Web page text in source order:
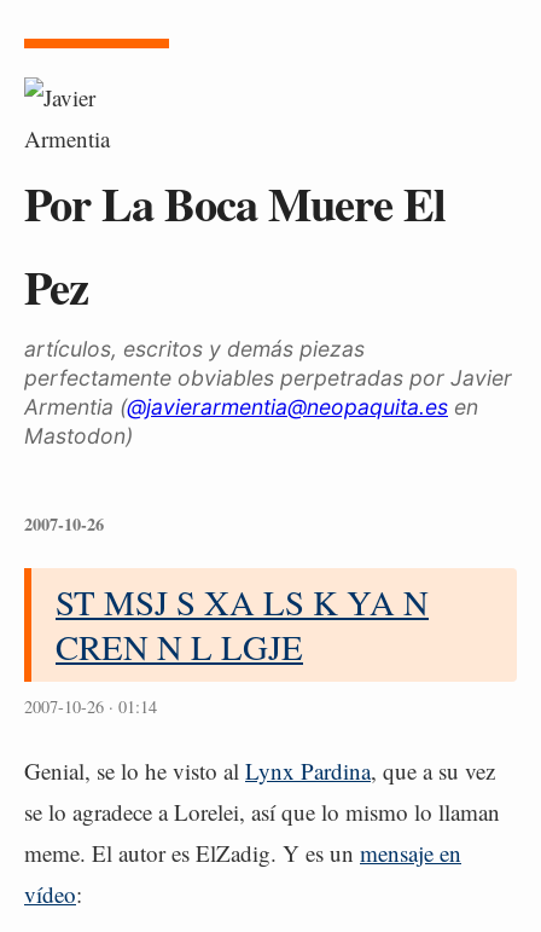
Por La Boca Muere El
Pez
artículos, escritos y demás piezas
perfectamente obviables perpetradas por Javier
Armentia (@javierarmentia@neopaquita.es en
Mastodon)
2007-10-26
ST MSJ S XA LS K YA N
CREN N L LGJE
2007-10-26 · 01:14
Genial, se lo he visto al Lynx Pardina, que a su vez
se lo agradece a Lorelei, así que lo mismo lo llaman
meme. El autor es ElZadig. Y es un mensaje en
vídeo: